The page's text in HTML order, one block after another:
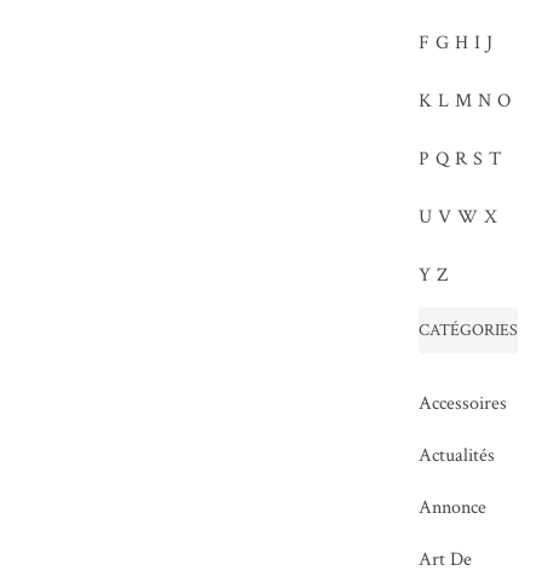
F G H I J
K L M N O
P Q R S T
U V W X
Y Z
CATÉGORIES
Accessoires
Actualités
Annonce
Art De